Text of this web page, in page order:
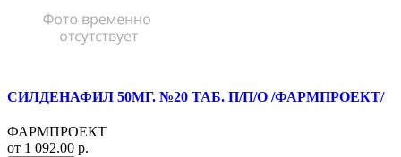
СИЛДЕНАФИЛ 50МГ. №20 ТАБ. П/П/О /ФАРМПРОЕКТ/
ФАРМПРОЕКТ
от 1 092.00 р.